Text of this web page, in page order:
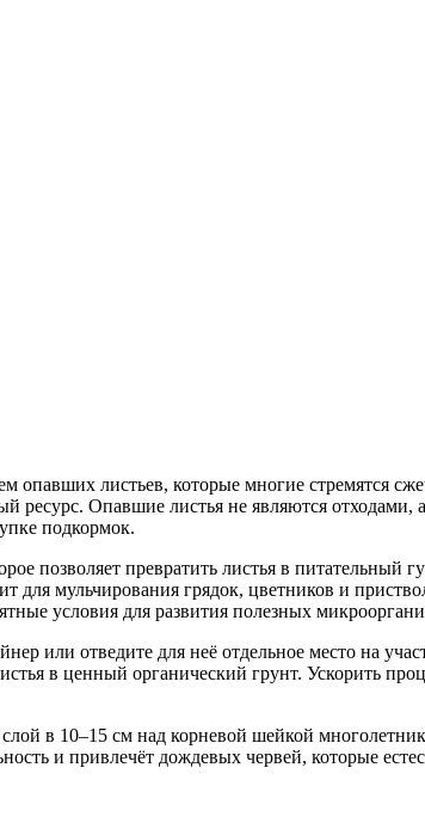
листьев, которые многие стремятся
Опавшие листья не являются отходами,
подкормок.
позволяет превратить листья в питательный
для мульчирования грядок, цветников и
условия для развития полезных
или отведите для неё отдельное место на
в ценный органический грунт. Ускорить
в 10–15 см над корневой шейкой
и привлечёт дождевых червей, которые